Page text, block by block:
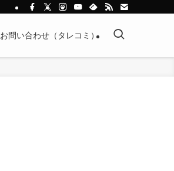
お問い合わせ（タレコミ）